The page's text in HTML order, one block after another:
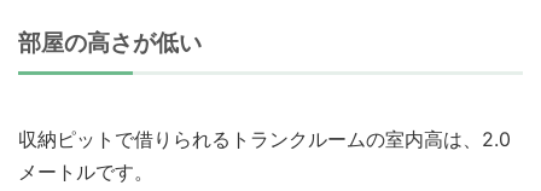
部屋の高さが低い
収納ピットで借りられるトランクルームの室内高は、2.0
メートルです。